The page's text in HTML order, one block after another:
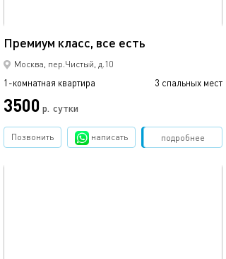
Премиум класс, все есть
Москва, пер.Чистый, д.10
1-комнатная квартира 3 спальных мест
3500 р. сутки
подробнее
Позвонить написать Забронировать